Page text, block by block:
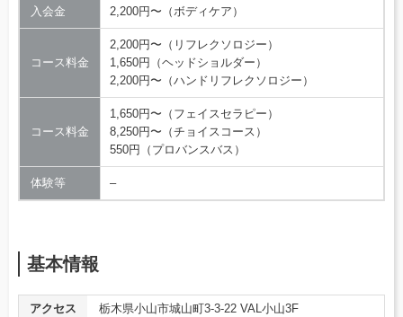
入会金 2,200円〜（ボディケア）
コース料金
2,200円〜（リフレクソロジー）
1,650円（ヘッドショルダー）
2,200円〜（ハンドリフレクソロジー）
コース料金
1,650円〜（フェイスセラピー）
8,250円〜（チョイスコース）
550円（プロバンスバス）
体験等 –
基本情報
アクセス
栃木県小山市城山町3-3-22 VAL小山3F